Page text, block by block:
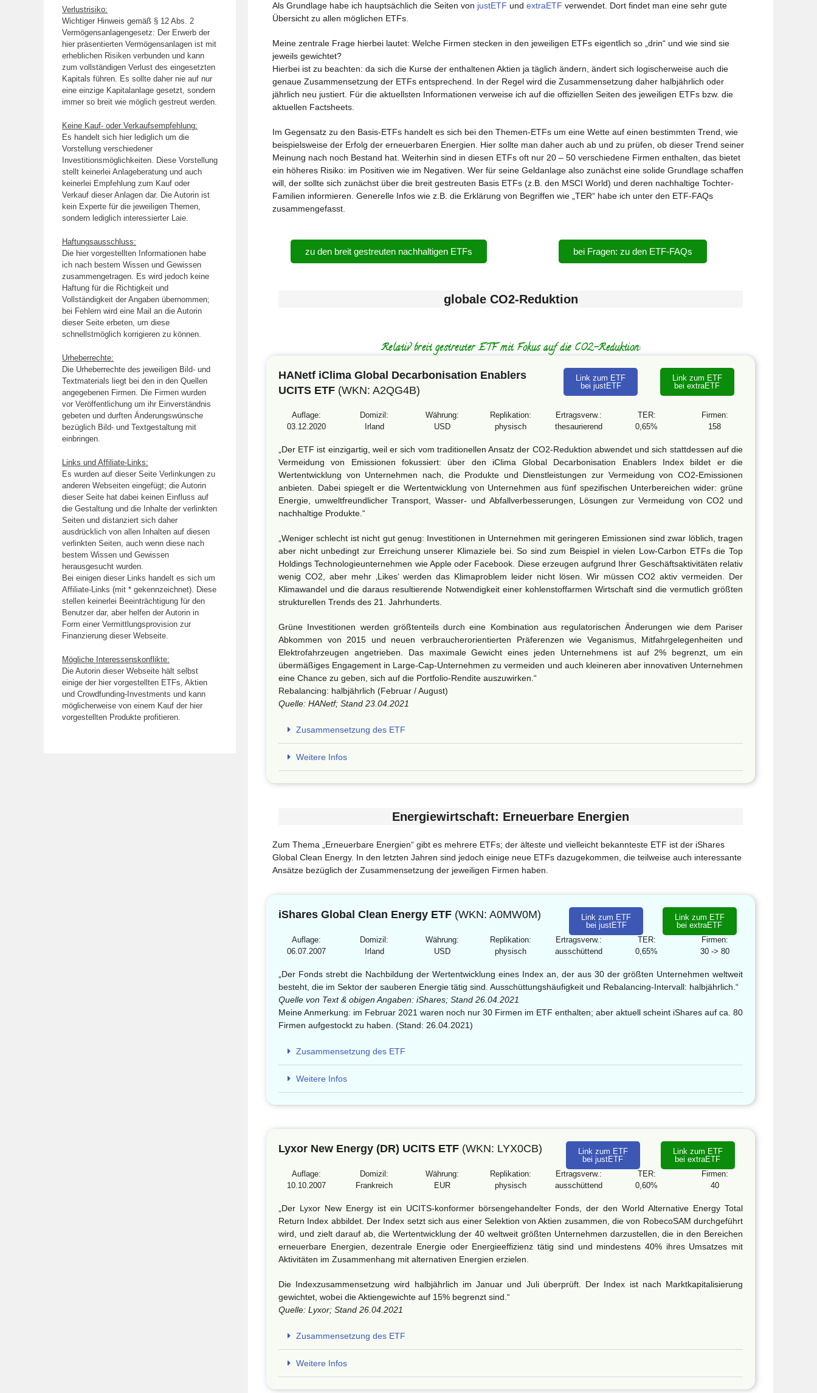
Als Grundlage habe ich hauptsächlich die Seiten von justETF und extraETF verwendet. Dort findet man eine sehr gute
Übersicht zu allen möglichen ETFs.
Meine zentrale Frage hierbei lautet: Welche Firmen stecken in den jeweiligen ETFs eigentlich so „drin“ und wie sind sie
jeweils gewichtet?
Hierbei ist zu beachten: da sich die Kurse der enthaltenen Aktien ja täglich ändern, ändert sich logischerweise auch die
genaue Zusammensetzung der ETFs entsprechend. In der Regel wird die Zusammensetzung daher halbjährlich oder
jährlich neu justiert. Für die aktuellsten Informationen verweise ich auf die offiziellen Seiten des jeweiligen ETFs bzw. die
aktuellen Factsheets.
Im Gegensatz zu den Basis-ETFs handelt es sich bei den Themen-ETFs um eine Wette auf einen bestimmten Trend, wie
beispielsweise der Erfolg der erneuerbaren Energien. Hier sollte man daher auch ab und zu prüfen, ob dieser Trend seiner
Meinung nach noch Bestand hat. Weiterhin sind in diesen ETFs oft nur 20 – 50 verschiedene Firmen enthalten, das bietet
ein höheres Risiko: im Positiven wie im Negativen. Wer für seine Geldanlage also zunächst eine solide Grundlage schaffen
will, der sollte sich zunächst über die breit gestreuten Basis ETFs (z.B. den MSCI World) und deren nachhaltige Tochter-
Familien informieren. Generelle Infos wie z.B. die Erklärung von Begriffen wie „TER“ habe ich unter den ETF-FAQs
zusammengefasst.
zu den breit gestreuten nachhaltigen ETFs bei Fragen: zu den ETF-FAQs
globale CO2-Reduktion
Relativ breit gestreuter ETF mit Fokus auf die CO2-Reduktion:
HANetf iClima Global Decarbonisation Enablers
UCITS ETF (WKN: A2QG4B)
Link zum ETF
bei justETF
Link zum ETF
bei extraETF
Auflage:
03.12.2020
Domizil:
Irland
Währung:
USD
Replikation:
physisch
Ertragsverw.:
thesaurierend
TER:
0,65%
Firmen:
158
„Der ETF ist einzigartig, weil er sich vom traditionellen Ansatz der CO2-Reduktion abwendet und sich stattdessen auf die
Vermeidung von Emissionen fokussiert: über den iClima Global Decarbonisation Enablers Index bildet er die
Wertentwicklung von Unternehmen nach, die Produkte und Dienstleistungen zur Vermeidung von CO2-Emissionen
anbieten. Dabei spiegelt er die Wertentwicklung von Unternehmen aus fünf spezifischen Unterbereichen wider: grüne
Energie, umweltfreundlicher Transport, Wasser- und Abfallverbesserungen, Lösungen zur Vermeidung von CO2 und
nachhaltige Produkte.“
„Weniger schlecht ist nicht gut genug: Investitionen in Unternehmen mit geringeren Emissionen sind zwar löblich, tragen
aber nicht unbedingt zur Erreichung unserer Klimaziele bei. So sind zum Beispiel in vielen Low-Carbon ETFs die Top
Holdings Technologieunternehmen wie Apple oder Facebook. Diese erzeugen aufgrund Ihrer Geschäftsaktivitäten relativ
wenig CO2, aber mehr ‚Likes‘ werden das Klimaproblem leider nicht lösen. Wir müssen CO2 aktiv vermeiden. Der
Klimawandel und die daraus resultierende Notwendigkeit einer kohlenstoffarmen Wirtschaft sind die vermutlich größten
strukturellen Trends des 21. Jahrhunderts.
Grüne Investitionen werden größtenteils durch eine Kombination aus regulatorischen Änderungen wie dem Pariser
Abkommen von 2015 und neuen verbraucherorientierten Präferenzen wie Veganismus, Mitfahrgelegenheiten und
Elektrofahrzeugen angetrieben. Das maximale Gewicht eines jeden Unternehmens ist auf 2% begrenzt, um ein
übermäßiges Engagement in Large-Cap-Unternehmen zu vermeiden und auch kleineren aber innovativen Unternehmen
eine Chance zu geben, sich auf die Portfolio-Rendite auszuwirken.“
Rebalancing: halbjährlich (Februar / August)
Quelle: HANetf; Stand 23.04.2021
Zusammensetzung des ETF
Weitere Infos
Energiewirtschaft: Erneuerbare Energien
Zum Thema „Erneuerbare Energien“ gibt es mehrere ETFs; der älteste und vielleicht bekannteste ETF ist der iShares
Global Clean Energy. In den letzten Jahren sind jedoch einige neue ETFs dazugekommen, die teilweise auch interessante
Ansätze bezüglich der Zusammensetzung der jeweiligen Firmen haben.
iShares Global Clean Energy ETF (WKN: A0MW0M)
Link zum ETF
bei justETF
Link zum ETF
bei extraETF
Auflage:
06.07.2007
Domizil:
Irland
Währung:
USD
Replikation:
physisch
Ertragsverw.:
ausschüttend
TER:
0,65%
Firmen:
30 -> 80
„Der Fonds strebt die Nachbildung der Wertentwicklung eines Index an, der aus 30 der größten Unternehmen weltweit
besteht, die im Sektor der sauberen Energie tätig sind. Ausschüttungshäufigkeit und Rebalancing-Intervall: halbjährlich.“
Quelle von Text & obigen Angaben: iShares; Stand 26.04.2021
Meine Anmerkung: im Februar 2021 waren noch nur 30 Firmen im ETF enthalten; aber aktuell scheint iShares auf ca. 80
Firmen aufgestockt zu haben. (Stand: 26.04.2021)
Zusammensetzung des ETF
Weitere Infos
Lyxor New Energy (DR) UCITS ETF (WKN: LYX0CB)
Link zum ETF
bei justETF
Link zum ETF
bei extraETF
Auflage:
10.10.2007
Domizil:
Frankreich
Währung:
EUR
Replikation:
physisch
Ertragsverw.:
ausschüttend
TER:
0,60%
Firmen:
40
„Der Lyxor New Energy ist ein UCITS-konformer börsengehandelter Fonds, der den World Alternative Energy Total
Return Index abbildet. Der Index setzt sich aus einer Selektion von Aktien zusammen, die von RobecoSAM durchgeführt
wird, und zielt darauf ab, die Wertentwicklung der 40 weltweit größten Unternehmen darzustellen, die in den Bereichen
erneuerbare Energien, dezentrale Energie oder Energieeffizienz tätig sind und mindestens 40% ihres Umsatzes mit
Aktivitäten im Zusammenhang mit alternativen Energien erzielen.
Die Indexzusammensetzung wird halbjährlich im Januar und Juli überprüft. Der Index ist nach Marktkapitalisierung
gewichtet, wobei die Aktiengewichte auf 15% begrenzt sind.“
Quelle: Lyxor; Stand 26.04.2021
Zusammensetzung des ETF
Weitere Infos
Verlustrisiko:
Wichtiger Hinweis gemäß § 12 Abs. 2
Vermögensanlagengesetz: Der Erwerb der
hier präsentierten Vermögensanlagen ist mit
erheblichen Risiken verbunden und kann
zum vollständigen Verlust des eingesetzten
Kapitals führen. Es sollte daher nie auf nur
eine einzige Kapitalanlage gesetzt, sondern
immer so breit wie möglich gestreut werden.
Keine Kauf- oder Verkaufsempfehlung:
Es handelt sich hier lediglich um die
Vorstellung verschiedener
Investitionsmöglichkeiten. Diese Vorstellung
stellt keinerlei Anlageberatung und auch
keinerlei Empfehlung zum Kauf oder
Verkauf dieser Anlagen dar. Die Autorin ist
kein Experte für die jeweiligen Themen,
sondern lediglich interessierter Laie.
Haftungsausschluss:
Die hier vorgestellten Informationen habe
ich nach bestem Wissen und Gewissen
zusammengetragen. Es wird jedoch keine
Haftung für die Richtigkeit und
Vollständigkeit der Angaben übernommen;
bei Fehlern wird eine Mail an die Autorin
dieser Seite erbeten, um diese
schnellstmöglich korrigieren zu können.
Urheberrechte:
Die Urheberrechte des jeweiligen Bild- und
Textmaterials liegt bei den in den Quellen
angegebenen Firmen. Die Firmen wurden
vor Veröffentlichung um ihr Einverständnis
gebeten und durften Änderungswünsche
bezüglich Bild- und Textgestaltung mit
einbringen.
Links und Affiliate-Links:
Es wurden auf dieser Seite Verlinkungen zu
anderen Webseiten eingefügt; die Autorin
dieser Seite hat dabei keinen Einfluss auf
die Gestaltung und die Inhalte der verlinkten
Seiten und distanziert sich daher
ausdrücklich von allen Inhalten auf diesen
verlinkten Seiten, auch wenn diese nach
bestem Wissen und Gewissen
herausgesucht wurden.
Bei einigen dieser Links handelt es sich um
Affiliate-Links (mit * gekennzeichnet). Diese
stellen keinerlei Beeinträchtigung für den
Benutzer dar, aber helfen der Autorin in
Form einer Vermittlungsprovision zur
Finanzierung dieser Webseite.
Mögliche Interessenskonflikte:
Die Autorin dieser Webseite hält selbst
einige der hier vorgestellten ETFs, Aktien
und Crowdfunding-Investments und kann
möglicherweise von einem Kauf der hier
vorgestellten Produkte profitieren.